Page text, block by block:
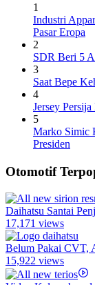
1
Industri
Pasar Eropa
2
SDR Beri 5
3
Saat Bepe
4
Jersey
5
Marko Simic
Presiden
Otomotif
Daihatsu Santai
17,171 views
Belum Pakai CVT,
15,922 views